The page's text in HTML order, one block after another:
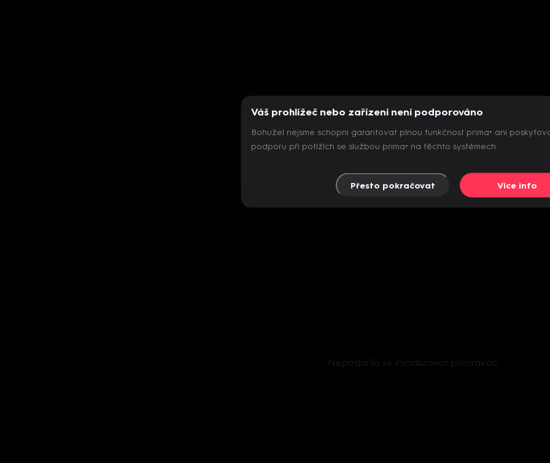
Nepodařilo se inicializovat přehrávač
Váš prohlížeč nebo zařízení není podporováno
Bohužel nejsme schopni garantovat plnou funkčnost prima+ ani
podporu při potížích se službou prima+ na těchto systémech.
Přesto pokračovat Více info